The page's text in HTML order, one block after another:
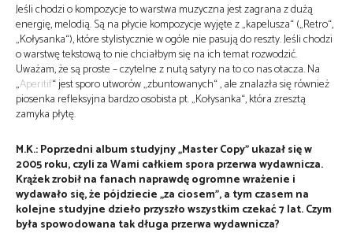
Jeśli chodzi o kompozycje to warstwa muzyczna jest zagrana z dużą
energię, melodią. Są na płycie kompozycje wyjęte z „kapelusza“ („Retro“,
„Kołysanka“), które stylistycznie w ogóle nie pasują do reszty. Jeśli chodzi
o warstwę tekstową to nie chciałbym się na ich temat rozwodzić.
Uważam, że są proste – czytelne z nutą satyry na to co nas otacza. Na
„Aperitif“ jest sporo utworów „zbuntowanych“ , ale znalazła się również
piosenka refleksyjna bardzo osobista pt. „Kołysanka“, która zresztą
zamyka płytę.
M.K.: Poprzedni album studyjny „Master Copy” ukazał się w
2005 roku, czyli za Wami całkiem spora przerwa wydawnicza.
Krążek zrobił na fanach naprawdę ogromne wrażenie i
wydawało się, że pójdziecie „za ciosem”, a tym czasem na
kolejne studyjne dzieło przyszło wszystkim czekać 7 lat. Czym
była spowodowana tak długa przerwa wydawnicza?